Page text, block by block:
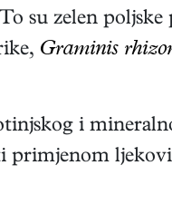
su zelen poljske
Graminis
i
primjenom